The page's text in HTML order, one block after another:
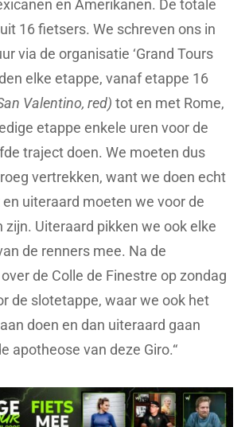
en Amerikanen. De totale
16 fietsers. We schreven ons in
via de organisatie ‘Grand Tours
elke etappe, vanaf etappe 16
Valentino, red) tot en met Rome,
etappe enkele uren voor de
traject doen. We moeten dus
vertrekken, want we doen echt
uiteraard moeten we voor de
zijn. Uiteraard pikken we ook elke
de renners mee. Na de
de Colle de Finestre op zondag
de slotetappe, waar we ook het
doen en dan uiteraard gaan
apotheose van deze Giro.“